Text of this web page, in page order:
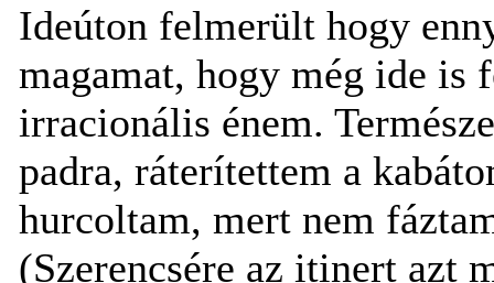
Ideúton felmerült hogy
magamat, hogy még ide is
irracionális énem.
padra, ráterítettem a
hurcoltam, mert nem
(Szerencsére az itinert azt